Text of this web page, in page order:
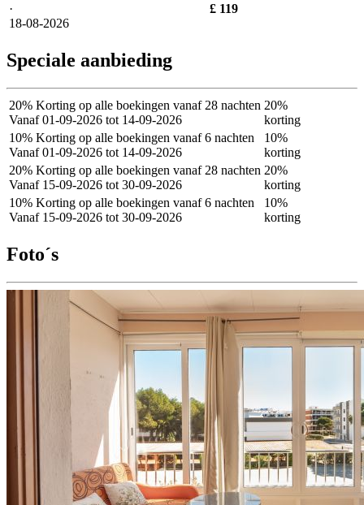
·
18-08-2026
£ 119
Speciale aanbieding
20% Korting op alle boekingen vanaf 28 nachten
Vanaf 01-09-2026 tot 14-09-2026
20%
korting
10% Korting op alle boekingen vanaf 6 nachten
Vanaf 01-09-2026 tot 14-09-2026
10%
korting
20% Korting op alle boekingen vanaf 28 nachten
Vanaf 15-09-2026 tot 30-09-2026
20%
korting
10% Korting op alle boekingen vanaf 6 nachten
Vanaf 15-09-2026 tot 30-09-2026
10%
korting
Foto´s